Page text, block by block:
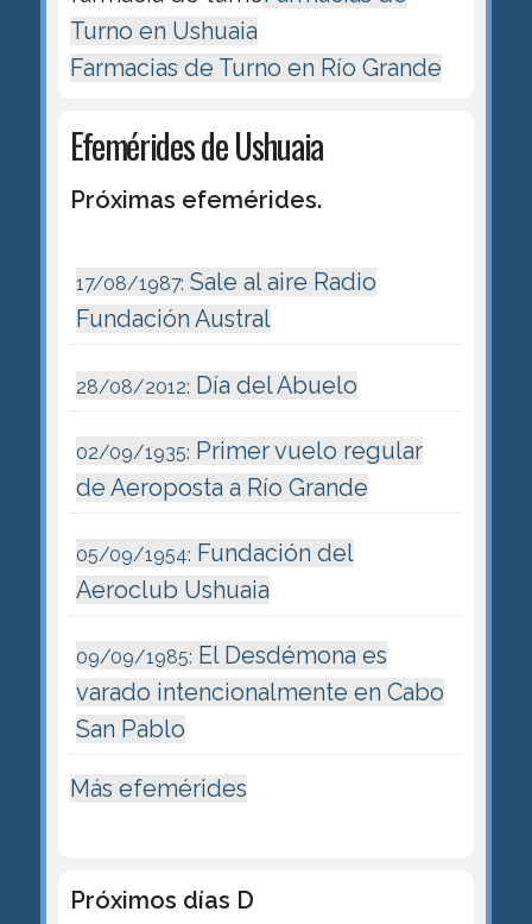
Turno en Ushuaia
Farmacias de Turno en Río Grande
Efemérides de Ushuaia
Próximas efemérides.
17/08/1987: Sale al aire Radio
Fundación Austral
28/08/2012: Día del Abuelo
02/09/1935: Primer vuelo regular
de Aeroposta a Río Grande
05/09/1954: Fundación del
Aeroclub Ushuaia
09/09/1985: El Desdémona es
varado intencionalmente en Cabo
San Pablo
Más efemérides
Próximos días D